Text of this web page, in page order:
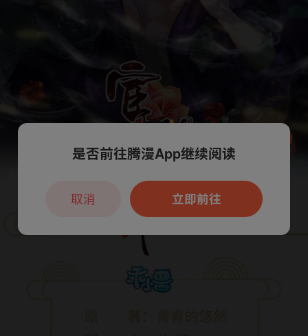
本章节仅支持App阅读，可打开App新用
户7天免费看
是否前往腾漫App继续阅读
立即前往
取消